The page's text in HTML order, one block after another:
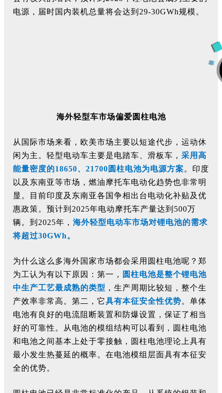
电源，届时国内装机总量将会达到29-30GWh规模。
海外轻型车市场偏爱圆柱电池
从国际市场来看，欧美市场主要以短途代步，运动休
闲为主。轻型电动车主要是电踏车、滑板车， 采用高
能量密度的18650、 21700圆柱电池为电源方案。印度
以及东南亚等市场，燃油摩托车电动化趋势也非常明
显。目前印度及东南亚各国争相出台电动化补贴及优
惠政策。预计到 2025年电动摩托车产量达到500万
辆。到2025年， 海外轻型电动车市场对锂电池的需求
将超过30GWh。
为什么这么多海外国家市场都会采用圆柱电池呢？郑
为工认为有以下原因：第一，
圆柱电池是整个锂电池
中生产工艺最成熟的类型 ，生产周期比较短，整个生
产效率非常高。第二，它具有本征安全性优势。单体
电池有良好的电流阻断装置和防爆设置，保证了相当
好的可靠性。从电池的模组结构可以看到，圆柱电池
和电池之间基本上处于零接触，圆柱电池理论上具有
最小发生热蔓延的概率。在电池模组层面具有本征安
全的优势。